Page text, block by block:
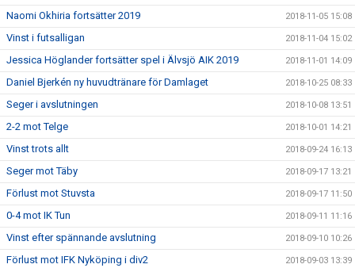
Naomi Okhiria fortsätter 2019 2018-11-05 15:08
Vinst i futsalligan 2018-11-04 15:02
Jessica Höglander fortsätter spel i Älvsjö AIK 2019 2018-11-01 14:09
Daniel Bjerkén ny huvudtränare för Damlaget 2018-10-25 08:33
Seger i avslutningen 2018-10-08 13:51
2-2 mot Telge 2018-10-01 14:21
Vinst trots allt 2018-09-24 16:13
Seger mot Täby 2018-09-17 13:21
Förlust mot Stuvsta 2018-09-17 11:50
0-4 mot IK Tun 2018-09-11 11:16
Vinst efter spännande avslutning 2018-09-10 10:26
Förlust mot IFK Nyköping i div2 2018-09-03 13:39